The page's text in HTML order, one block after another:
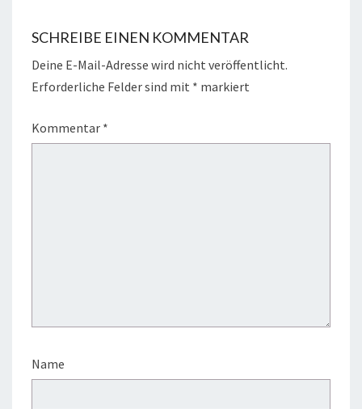
SCHREIBE EINEN KOMMENTAR
Deine E-Mail-Adresse wird nicht veröffentlicht.
Erforderliche Felder sind mit * markiert
Kommentar *
Name